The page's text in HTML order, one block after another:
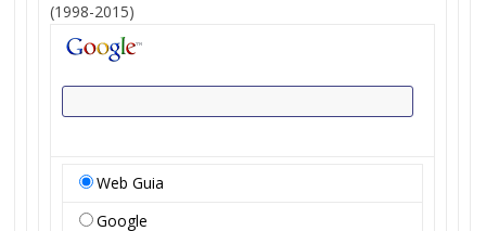
(1998-2015)
Web Guia
Google